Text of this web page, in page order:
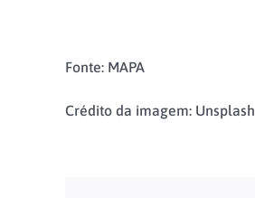
Fonte: MAPA
Crédito da imagem: Unsplash